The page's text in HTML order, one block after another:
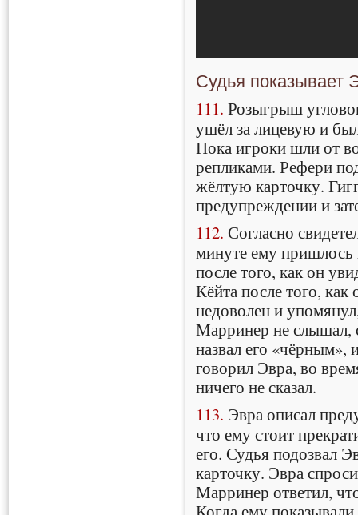
Судья показывает
111. Розыгрыш
ушёл за лицевую и
Пока игроки шли от
репликами. Рефери
жёлтую карточку.
предупреждении и
112. Согласно
минуте ему пришлось
после того, как он
Кёйта после того,
недоволен и
Марринер не слышал,
назвал его «чёрным»,
говорил Эвра, во
ничего не сказал.
113. Эвра описал
что ему стоит
его. Судья подозвал
карточку. Эвра
Марринер ответил,